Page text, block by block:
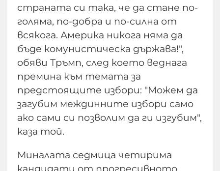
страната си така, че да стане по-
голяма, по-добра и по-силна от
всякога. Америка никога няма да
бъде комунистическа държава!",
обяви Тръмп, след което веднага
премина към темата за
предстоящите избори: "Можем да
загубим междинните избори само
ако сами си позволим да ги изгубим",
каза той.
Миналата седмица четирима
кандидати от прогресивното